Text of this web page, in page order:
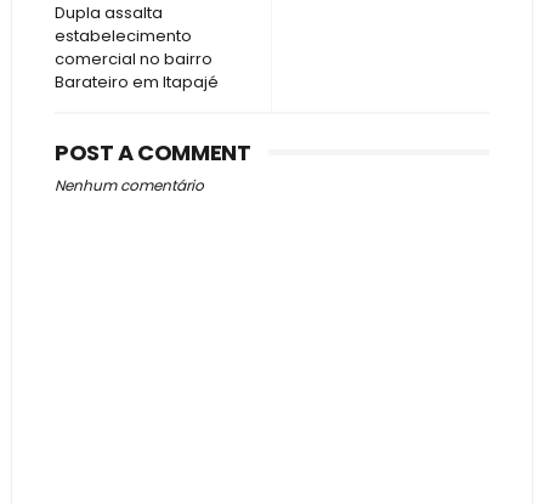
Dupla assalta
estabelecimento
comercial no bairro
Barateiro em Itapajé
POST A COMMENT
Nenhum comentário